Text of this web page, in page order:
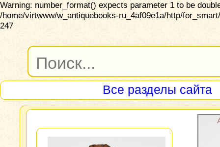
Warning: number_format() expects parameter 1 to be
/home/virtwww/w_antiquebooks-ru_4af09e1a/http/
247
Все разделы сайта